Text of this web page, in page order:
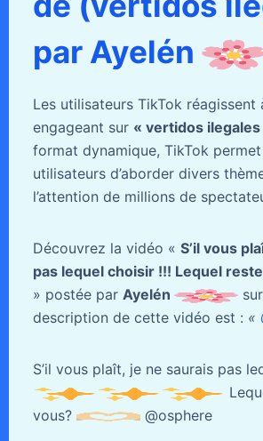
par Ayelén
Les utilisateurs TikTok réagissent
engageant sur « vertidos ilegales
format dynamique, TikTok
utilisateurs d’aborder divers
l’attention de millions de
Découvrez la vidéo « S’il vous
pas lequel choisir !!! Lequel
» postée par Ayelén
sur
description de cette vidéo est : «
S’il vous plaît, je ne saurais pas
vous?
@osphere